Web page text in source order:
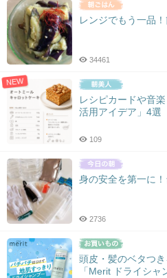
レンジでもう一品
34461
NEW
レシピカードや音
活用アイデア」4選
109
身の安全を第一に
2736
頭皮・髪のベタつ
「Merit ドライシャ